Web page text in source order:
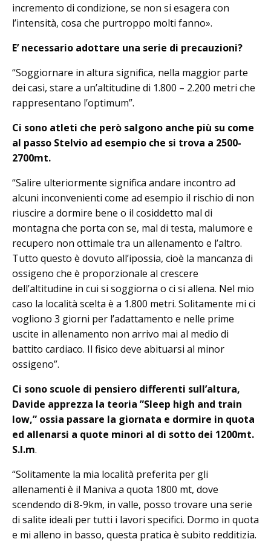
incremento di condizione, se non si esagera con
l’intensità, cosa che purtroppo molti fanno».
E’ necessario adottare una serie di precauzioni?
“Soggiornare in altura significa, nella maggior parte
dei casi, stare a un’altitudine di 1.800 – 2.200 metri che
rappresentano l’optimum”.
Ci sono atleti che però salgono anche più su come
al passo Stelvio ad esempio che si trova a 2500-
2700mt.
“Salire ulteriormente significa andare incontro ad
alcuni inconvenienti come ad esempio il rischio di non
riuscire a dormire bene o il cosiddetto mal di
montagna che porta con se, mal di testa, malumore e
recupero non ottimale tra un allenamento e l’altro.
Tutto questo è dovuto all’ipossia, cioè la mancanza di
ossigeno che è proporzionale al crescere
dell’altitudine in cui si soggiorna o ci si allena. Nel mio
caso la località scelta è a 1.800 metri. Solitamente mi ci
vogliono 3 giorni per l’adattamento e nelle prime
uscite in allenamento non arrivo mai al medio di
battito cardiaco. Il fisico deve abituarsi al minor
ossigeno”.
Ci sono scuole di pensiero differenti sull’altura,
Davide apprezza la teoria ”Sleep high and train
low,” ossia passare la giornata e dormire in quota
ed allenarsi a quote minori al di sotto dei 1200mt.
S.l.m.
“Solitamente la mia località preferita per gli
allenamenti è il Maniva a quota 1800 mt, dove
scendendo di 8-9km, in valle, posso trovare una serie
di salite ideali per tutti i lavori specifici. Dormo in quota
e mi alleno in basso, questa pratica è subito redditizia.